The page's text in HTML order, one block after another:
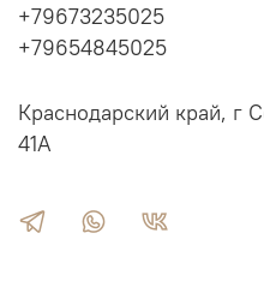
+79673235025
+79654845025
Краснодарский край, г
41А